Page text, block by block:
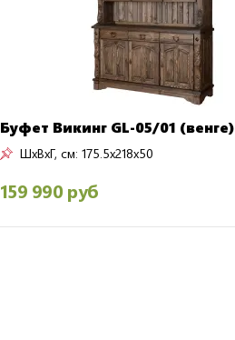
Буфет Викинг GL-05/01 (венге)
ШxВxГ, см: 175.5x218x50
159 990 руб